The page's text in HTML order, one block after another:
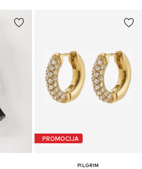
PROMOCIJA
PILGRIM